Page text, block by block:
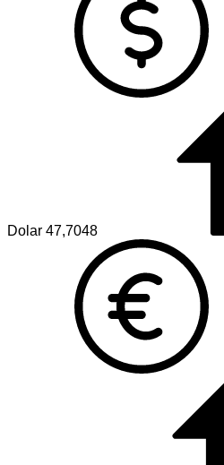
Dolar 47,7048